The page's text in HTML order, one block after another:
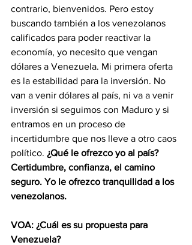
contrario, bienvenidos. Pero estoy
buscando también a los venezolanos
calificados para poder reactivar la
economía, yo necesito que vengan
dólares a Venezuela. Mi primera oferta
es la estabilidad para la inversión. No
van a venir dólares al país, ni va a venir
inversión si seguimos con Maduro y si
entramos en un proceso de
incertidumbre que nos lleve a otro caos
político. ¿Qué le ofrezco yo al país?
Certidumbre, confianza, el camino
seguro. Yo le ofrezco tranquilidad a los
venezolanos.
VOA: ¿Cuál es su propuesta para
Venezuela?